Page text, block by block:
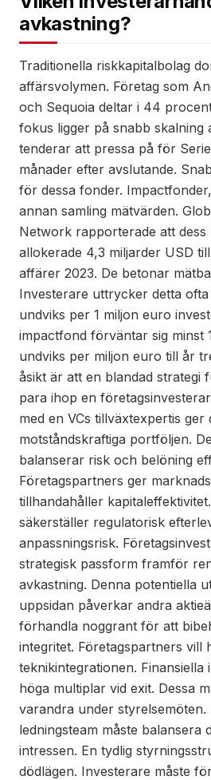
avkastning?
Traditionella riskkapitalbolag
affärsvolymen. Företag som
och Sequoia deltar i 44
fokus ligger på snabb skalning
tenderar att pressa på för
månader efter avslutande.
för dessa fonder.
annan samling mätvärden.
Network rapporterade att dess
allokerade 4,3 miljarder USD
affärer 2023. De betonar
Investerare uttrycker detta
undviks per 1 miljon euro
impactfond förväntar sig minst
undviks per miljon euro till år
åsikt är att en blandad strategi
para ihop en
med en VCs tillväxtexpertis ger
motståndskraftiga portföljen.
balanserar risk och belöning
Företagspartners ger
tillhandahåller
säkerställer regulatorisk
anpassningsrisk.
strategisk passform framför
avkastning. Denna potentiella
uppsidan påverkar andra
förhandla noggrant för att
integritet. Företagspartners vill
teknikintegrationen. Finansiella
höga multiplar vid exit. Dessa
varandra under styrelsemöten.
ledningsteam måste balansera
intressen. En tydlig
dödlägen. Investerare måste